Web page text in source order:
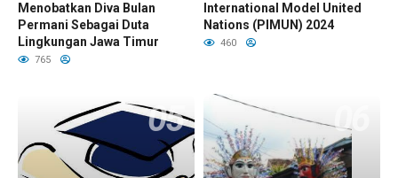
Menobatkan Diva Bulan
Permani Sebagai Duta
Lingkungan Jawa Timur
765
International Model United
Nations (PIMUN) 2024
460